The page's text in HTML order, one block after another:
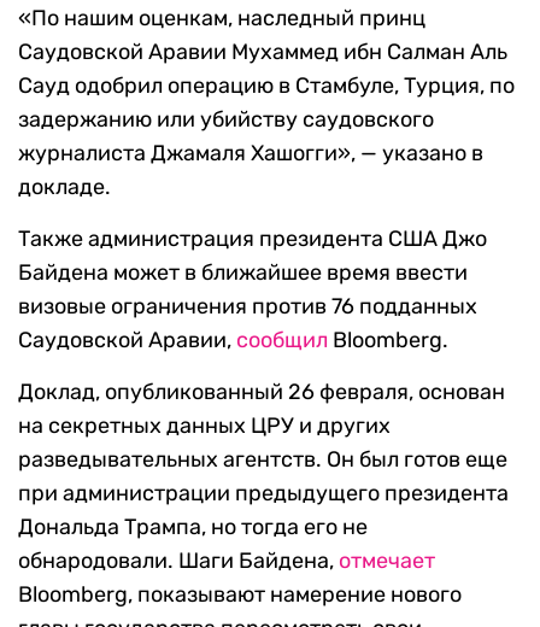
«По нашим оценкам, наследный принц
Саудовской Аравии Мухаммед ибн Салман Аль
Сауд одобрил операцию в Стамбуле, Турция, по
задержанию или убийству саудовского
журналиста Джамаля Хашогги», — указано в
докладе.
Также администрация президента США Джо
Байдена может в ближайшее время ввести
визовые ограничения против 76 подданных
Саудовской Аравии, сообщил Bloomberg.
Доклад, опубликованный 26 февраля, основан
на секретных данных ЦРУ и других
разведывательных агентств. Он был готов еще
при администрации предыдущего президента
Дональда Трампа, но тогда его не
обнародовали. Шаги Байдена, отмечает
Bloomberg, показывают намерение нового